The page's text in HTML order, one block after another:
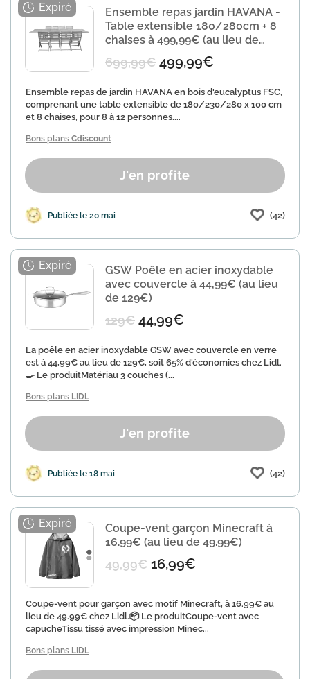
Ensemble repas jardin HAVANA -
Table extensible 180/280cm + 8
chaises à 499,99€ (au lieu de
699,99€ 499,99€
Ensemble repas de jardin HAVANA en bois d'eucalyptus FSC,
comprenant une table extensible de 180/230/280 x 100 cm
et 8 chaises, pour 8 à 12 personnes....
Bons plans Cdiscount
J'en profite
Publiée le 20 mai (42)
GSW Poêle en acier inoxydable
avec couvercle à 44,99€ (au lieu
de 129€)
129€ 44,99€
La poêle en acier inoxydable GSW avec couvercle en verre
est à 44,99€ au lieu de 129€, soit 65% d'économies chez Lidl.
🍳 Le produitMatériau 3 couches (...
Bons plans LIDL
J'en profite
Publiée le 18 mai (42)
Coupe-vent garçon Minecraft à
16.99€ (au lieu de 49.99€)
49,99€ 16,99€
Coupe-vent pour garçon avec motif Minecraft, à 16.99€ au
lieu de 49.99€ chez Lidl.📦 Le produitCoupe-vent avec
capucheTissu tissé avec impression Minec...
Bons plans LIDL